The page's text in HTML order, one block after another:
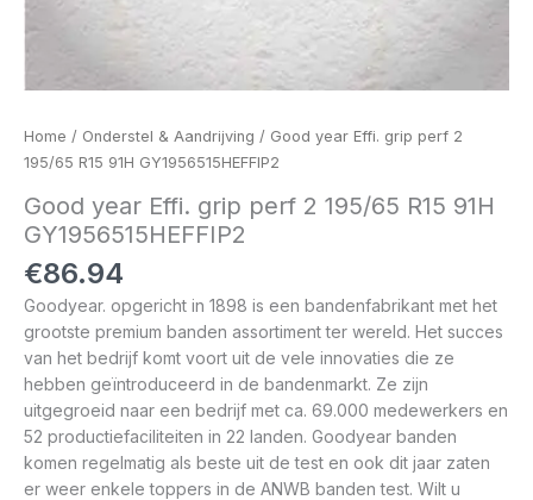
Home / Onderstel & Aandrijving / Good year Effi. grip perf 2
195/65 R15 91H GY1956515HEFFIP2
Good year Effi. grip perf 2 195/65 R15 91H
GY1956515HEFFIP2
€86.94
Goodyear. opgericht in 1898 is een bandenfabrikant met het
grootste premium banden assortiment ter wereld. Het succes
van het bedrijf komt voort uit de vele innovaties die ze
hebben geïntroduceerd in de bandenmarkt. Ze zijn
uitgegroeid naar een bedrijf met ca. 69.000 medewerkers en
52 productiefaciliteiten in 22 landen. Goodyear banden
komen regelmatig als beste uit de test en ook dit jaar zaten
er weer enkele toppers in de ANWB banden test. Wilt u